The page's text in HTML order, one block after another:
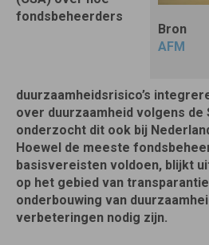
Bron
AFM
fondsbeheerders
duurzaamheidsrisico’s
over duurzaamheid volgens de
onderzocht dit ook bij
Hoewel de meeste
basisvereisten voldoen, blijkt
op het gebied van
onderbouwing van
verbeteringen nodig zijn.